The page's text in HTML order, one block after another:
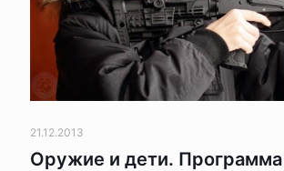
21.12.2013
Оружие и дети. Программа